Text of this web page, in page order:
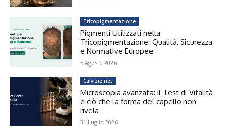
Tricopigmentazione
Pigmenti Utilizzati nella
Tricopigmentazione: Qualità, Sicurezza
e Normative Europee
5 Agosto 2026
Calvizie.net
Microscopia avanzata: il Test di Vitalità
e ciò che la forma del capello non
rivela
31 Luglio 2026